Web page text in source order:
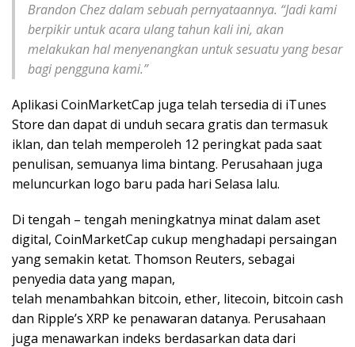
Brandon Chez dalam sebuah pernyataannya. “Jadi kami
berpikir untuk acara ulang tahun kali ini, akan
melakukan hal menyenangkan untuk sesuatu yang besar
bagi pengguna kami.”
Aplikasi CoinMarketCap juga telah tersedia di iTunes
Store dan dapat di unduh secara gratis dan termasuk
iklan, dan telah memperoleh 12 peringkat pada saat
penulisan, semuanya lima bintang. Perusahaan juga
meluncurkan logo baru pada hari Selasa lalu.
Di tengah – tengah meningkatnya minat dalam aset
digital, CoinMarketCap cukup menghadapi persaingan
yang semakin ketat. Thomson Reuters, sebagai
penyedia data yang mapan,
telah menambahkan bitcoin, ether, litecoin, bitcoin cash
dan Ripple’s XRP ke penawaran datanya. Perusahaan
juga menawarkan indeks berdasarkan data dari